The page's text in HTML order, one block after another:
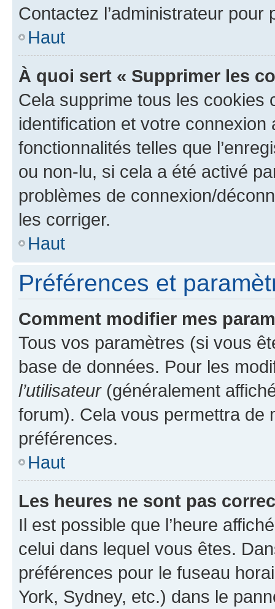
Contactez l’administrateur
Haut
À quoi sert « Supprimer les
Cela supprime tous les cookies
identification et votre
fonctionnalités telles que
ou non-lu, si cela a été activé
problèmes de connexion/
les corriger.
Haut
Préférences et
Comment modifier mes
Tous vos paramètres (si vous
base de données. Pour les
l’utilisateur(généralement
forum). Cela vous permettra de
préférences.
Haut
Les heures ne sont pas
Il est possible que l’heure
celui dans lequel vous êtes.
préférences pour le fuseau
York, Sydney, etc.) dans le